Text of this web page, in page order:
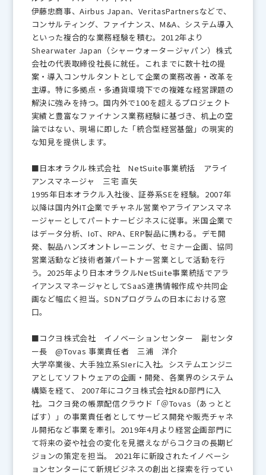
伊藤忠商事、Airbus Japan、VeritasPartnersなどで、
コンサルティング、ファイナンス、M&A、システム導入
といった複合的な業務経験を積む。2012年より
Shearwater Japan（シャーウォータージャパン）株式
会社の代表取締役社長に就任。これまでに数十社の提
案・導入コンサルタントとして企業の業務改善・改革を
主導。特に多拠点・多通貨環境下での複雑な経営課題の
解決に強みを持つ。国内外で100を超えるプロジェクト
実績と豊富なファイナンス業務経験に基づき、机上の空
論ではない、現場に即した「統合型経営基盤」の現実的
な知見を提供します。
■日本オラクル株式会社 NetSuite事業統括 アライ
アンスマネージャ 三宅 直矢
1995年日本オラクル入社後、証券系SEを経験。2007年
以降は国内外IT企業でチャネル営業やアライアンスマネ
ージャーとしてパートナービジネスに従事。米国企業で
はデータ分析、IoT、RPA、ERP製品に携わる。デモ開
発、製品ハンズオントレーニング、セミナー企画、協同
営業活動など技術者兼パートナー営業として活動を行
う。2025年より日本オラクルNetSuite事業統括でアラ
イアンスマネージャとしてSaaS連携情報作成や共同企
画など幅広く担当。SDNプログラムの日本における窓
口。
■コクヨ株式会社 イノベーションセンター 副センタ
ー長 @Tovas 事業責任者 三浦 洋介
大学卒業後、大手独立系SIerに入社。システムエンジニ
アとしてソフトウェアの企画・開発、各業界のシステム
構築を経て、 2007年にコクヨ株式会社R&D部門に入
社。コクヨ発の帳票配信クラウド「＠Tovas（あっとと
ばす）」の事業責任者としてサービス開発や販売チャネ
ル開拓など事業を牽引。2019年4月より経営企画部門に
て将来の姿や社会の変化を見据えながらコクヨの長期ビ
ジョンの策定を担当。 2021年に新設されたイノベーシ
ョンセンターにて新規ビジネスの創出と探索を行ってい